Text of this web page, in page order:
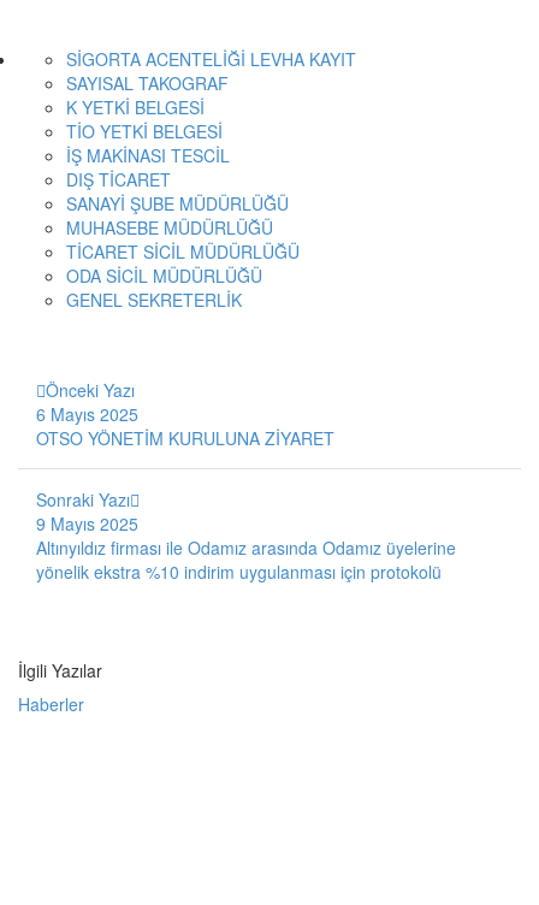
SİGORTA ACENTELİĞİ LEVHA KAYIT
SAYISAL TAKOGRAF
K YETKİ BELGESİ
TİO YETKİ BELGESİ
İŞ MAKİNASI TESCİL
DIŞ TİCARET
SANAYİ ŞUBE MÜDÜRLÜĞÜ
MUHASEBE MÜDÜRLÜĞÜ
TİCARET SİCİL MÜDÜRLÜĞÜ
ODA SİCİL MÜDÜRLÜĞÜ
GENEL SEKRETERLİK
Önceki Yazı
6 Mayıs 2025
OTSO YÖNETİM KURULUNA ZİYARET
Sonraki Yazı
9 Mayıs 2025
Altınyıldız firması ile Odamız arasında Odamız üyelerine
yönelik ekstra %10 indirim uygulanması için protokolü
İlgili Yazılar
Haberler